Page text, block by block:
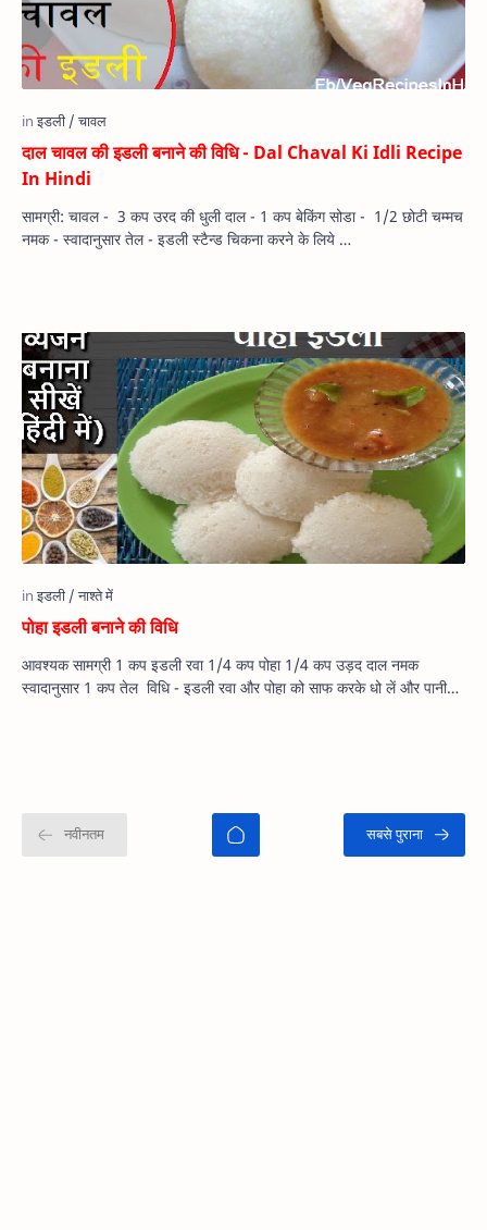
दाल चावल की इडली बनाने की विधि - Dal Chaval Ki Idli Recipe
In Hindi
सामग्री: चावल - 3 कप उरद की धुली दाल - 1 कप बेकिंग सोडा - 1/2 छोटी चम्मच
नमक - स्वादानुसार तेल - इडली स्टैन्ड चिकना करने के लिये …
पोहा इडली बनाने की विधि
आवश्यक सामग्री 1 कप इडली रवा 1/4 कप पोहा 1/4 कप उड़द दाल नमक
स्वादानुसार 1 कप तेल विधि - इडली रवा और पोहा को साफ करके धो लें और पानी…